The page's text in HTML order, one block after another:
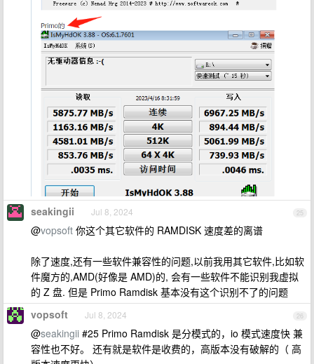
25
seakingii Jul 8, 2024
@vopsoft 你这个其它软件的 RAMDISK 速度差的离谱
除了速度,还有一些软件兼容性的问题,以前我用其它软件,比如软
件魔方的,AMD(好像是 AMD)的, 会有一些软件不能识别我虚拟
的 Z 盘. 但是 Primo Ramdisk 基本没有这个识别不了的问题
26
vopsoft Jul 8, 2024
@seakingii #25 Primo Ramdisk 是分模式的，io 模式速度快 兼
容性也不好。 还有就是软件是收费的，高版本没有破解的（ 高